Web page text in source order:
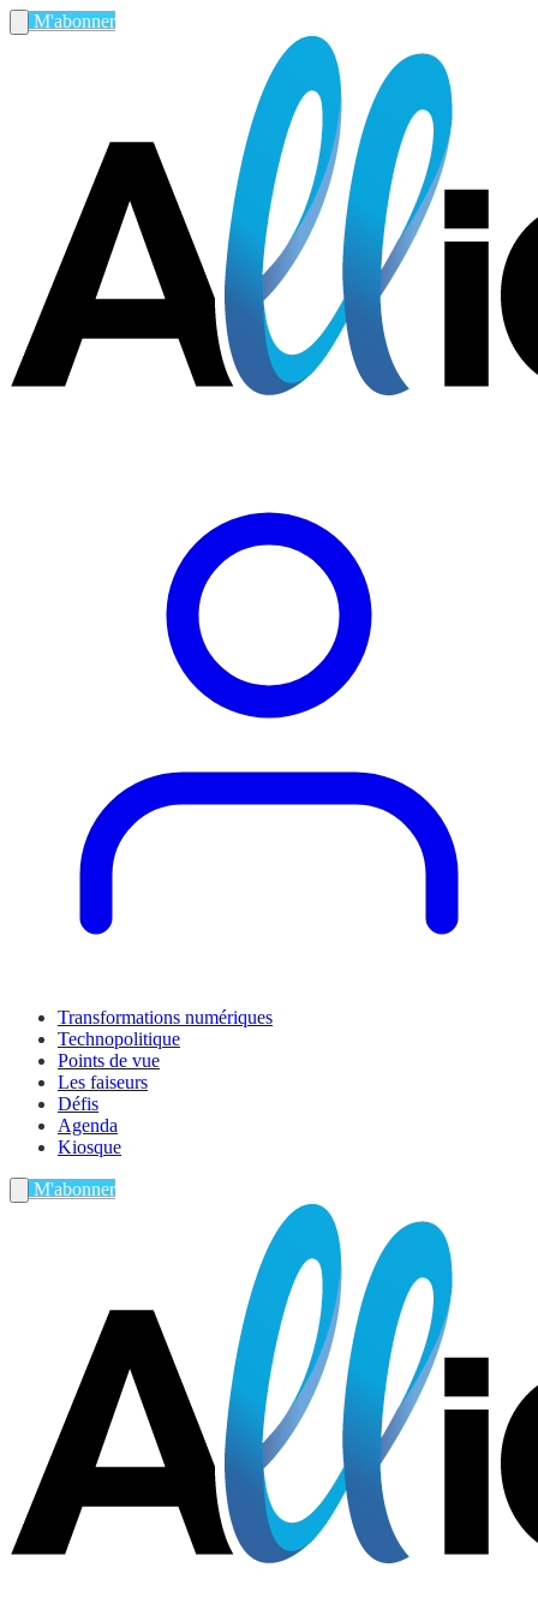
M'abonner
Transformations numériques
Technopolitique
Points de vue
Les faiseurs
Défis
Agenda
Kiosque
M'abonner